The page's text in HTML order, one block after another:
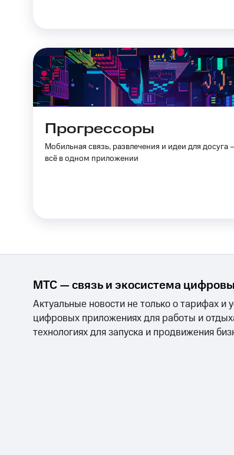
Обзоры товаров
Скидки до 40%
на смартфоны
Прогрессоры
Мобильная связь, развлечения и идеи для досуга
всё в одном приложении
МТС — связь и экосистема
Актуальные новости не только о тарифах и
цифровых приложениях для работы и
технологиях для запуска и продвижения